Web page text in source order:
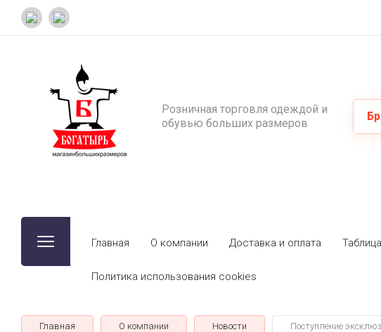
Розничная торговля одеждой и
обувью больших размеров
Главная О компании Доставка и оплата
Политика использования cookies
Главная О компании Новости Поступление